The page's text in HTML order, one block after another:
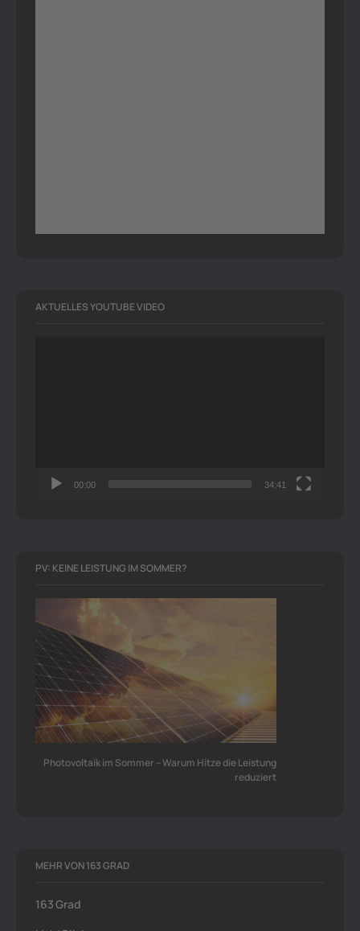
AKTUELLES YOUTUBE VIDEO
00:00 34:41
PV: KEINE LEISTUNG IM SOMMER?
Photovoltaik im Sommer – Warum Hitze die Leistung
reduziert
MEHR VON 163 GRAD
163 Grad